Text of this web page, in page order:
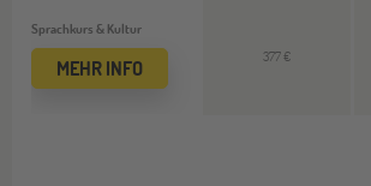
Sprachkurs & Kultur
MEHR INFO 377 €